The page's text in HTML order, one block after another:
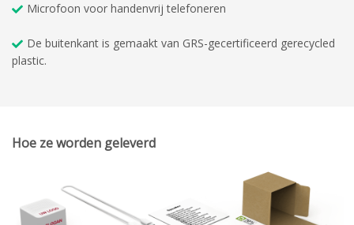
Microfoon voor handenvrij telefoneren
De buitenkant is gemaakt van GRS-gecertificeerd gerecycled
plastic.
Hoe ze worden geleverd